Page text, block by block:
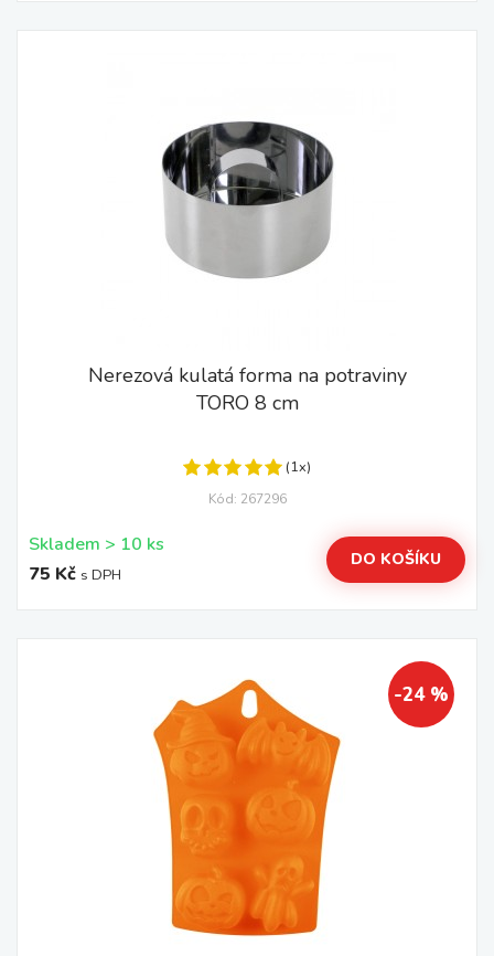
Nerezová kulatá forma na potraviny
TORO 8 cm
(1x)
Kód: 267296
Skladem > 10 ks
75 Kč s DPH
DO KOŠÍKU
-24 %